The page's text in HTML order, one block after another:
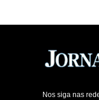
Nos siga nas